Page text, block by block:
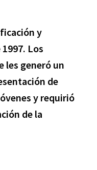
y
Los
les generó un
de
y requirió
de la